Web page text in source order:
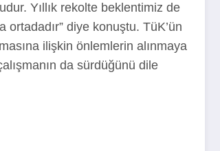
Yıllık rekolte beklentimiz de
ortadadır” diye konuştu. TüK’ün
ilişkin önlemlerin alınmaya
da sürdüğünü dile